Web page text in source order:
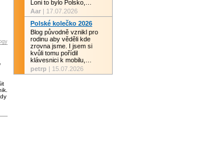
Loni to bylo Polsko,…
Aar | 17.07.2026
Polské kolečko 2026
Blog původně vznikl pro
rodinu aby věděli kde
zrovna jsme. I jsem si
kvůli tomu pořídil
klávesnici k mobilu,…
petrp | 15.07.2026